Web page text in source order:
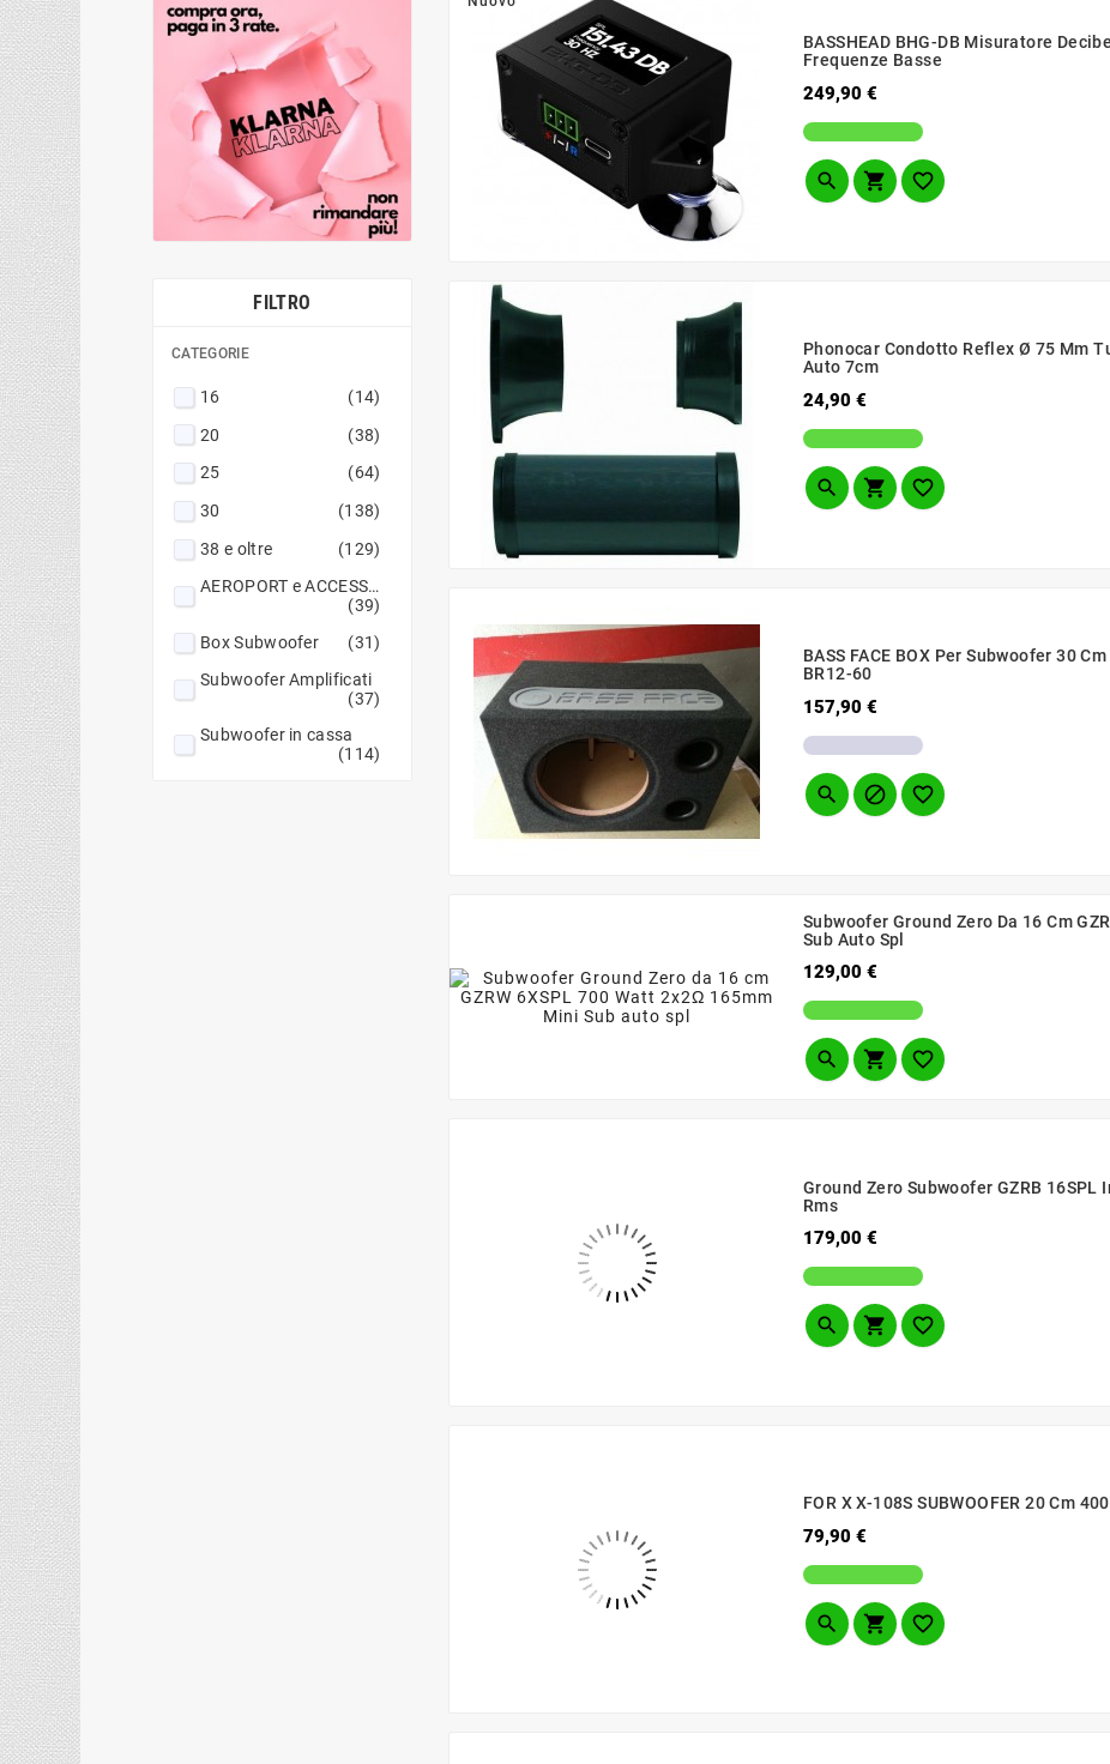
FILTRO
CATEGORIE
16
(14)
20
(38)
25
(64)
30
(138)
38 e oltre
(129)
AEROPORT e ACCESSORI BOX
(39)
Box Subwoofer
(31)
Subwoofer Amplificati
(37)
Subwoofer in cassa
(114)
BASSHEAD BHG-DB Misuratore
Frequenze Basse
249,90 €Prezzo
  
Phonocar Condotto Reflex Ø 75 Mm
Auto 7cm
24,90 €Prezzo
  
BASS FACE BOX Per Subwoofer 30
BR12-60
157,90 €Prezzo
  
Subwoofer Ground Zero Da 16 Cm
Sub Auto Spl
129,00 €Prezzo
  
Ground Zero Subwoofer GZRB
Rms
179,00 €Prezzo
  
FOR X X-108S SUBWOOFER 20 Cm
79,90 €Prezzo
  